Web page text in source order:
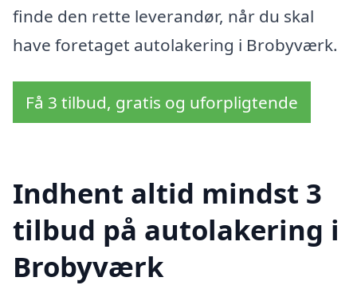
finde den rette leverandør, når du skal
have foretaget autolakering i Brobyværk.
Få 3 tilbud, gratis og uforpligtende
Indhent altid mindst 3
tilbud på autolakering i
Brobyværk